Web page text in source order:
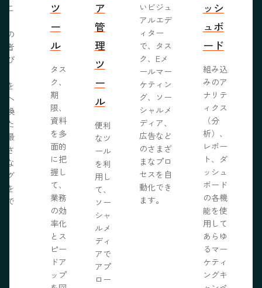
こ
の
者
び
を
へ
換
た
最
さ
な
グ
を
で
ツ
ー
ル
タス
ク、
期
限、
資料
を多
面的
に把
握し
て、
業務
の効
率化
とス
ピー
ドア
ップ
ア
管
理
ツ
ー
ル
便利
なツ
ール
を利
用し
て、
ソー
シャ
ルメ
ディ
アで
アプ
ロー
いビジュ
アルエデ
ィター
で、タス
ク、Eメ
ールマー
ケティン
グ、ソー
シャルメ
ディア、
広告など
のさまざ
まなプロ
セスを自
動化でき
ます。
ッシ
ュボ
ード
組み込
みのア
ナリテ
ィクス
（分
析）、
レポー
ト、ダ
ッシュ
ボード
の各機
能を使
用して
あらゆ
るマー
ケティ
ングキ